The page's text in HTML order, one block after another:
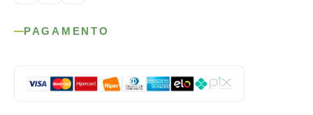
PAGAMENTO